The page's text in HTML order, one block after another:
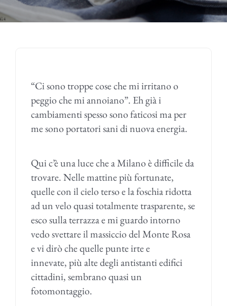
“Ci sono troppe cose che mi irritano o
peggio che mi annoiano”. Eh già i
cambiamenti spesso sono faticosi ma per
me sono portatori sani di nuova energia.
Qui c’è una luce che a Milano è difficile da
trovare. Nelle mattine più fortunate,
quelle con il cielo terso e la foschia ridotta
ad un velo quasi totalmente trasparente, se
esco sulla terrazza e mi guardo intorno
vedo svettare il massiccio del Monte Rosa
e vi dirò che quelle punte irte e
innevate, più alte degli antistanti edifici
cittadini, sembrano quasi un
fotomontaggio.